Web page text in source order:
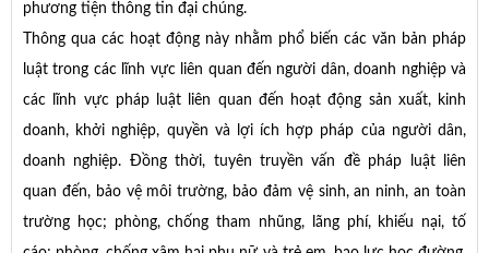
phương tiện thông tin đại chúng.
Thông qua các hoạt động này nhằm phổ biến các văn bản pháp
luật trong các lĩnh vực liên quan đến người dân, doanh nghiệp và
các lĩnh vực pháp luật liên quan đến hoạt động sản xuất, kinh
doanh, khởi nghiệp, quyền và lợi ích hợp pháp của người dân,
doanh nghiệp. Đồng thời, tuyên truyền vấn đề pháp luật liên
quan đến, bảo vệ môi trường, bảo đảm vệ sinh, an ninh, an toàn
trường học; phòng, chống tham nhũng, lãng phí, khiếu nại, tố